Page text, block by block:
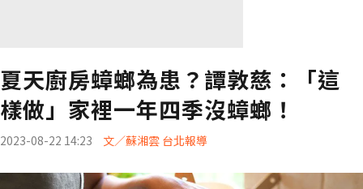
夏天廚房蟑螂為患？譚敦慈：「這
樣做」家裡一年四季沒蟑螂！
2023-08-22 14:23 文／蘇湘雲 台北報導